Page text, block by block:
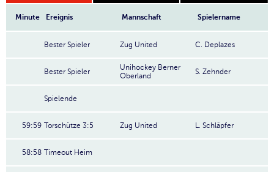
Minute Ereignis Mannschaft Spielername
Bester Spieler Zug United C. Deplazes
Bester Spieler
Unihockey Berner
Oberland
S. Zehnder
Spielende
59:59 Torschütze 3:5 Zug United L. Schläpfer
58:58 Timeout Heim